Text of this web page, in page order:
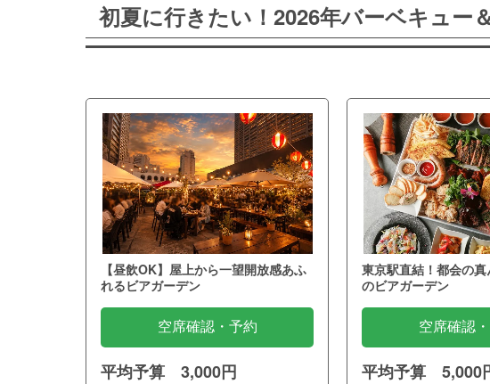
初夏に行きたい！2026年バーベキュー
【昼飲OK】屋上から一望開放感あふ
れるビアガーデン
空席確認・予約
平均予算 3,000円
東京駅直結！都会の
のビアガーデン
空席確認
平均予算 5,000